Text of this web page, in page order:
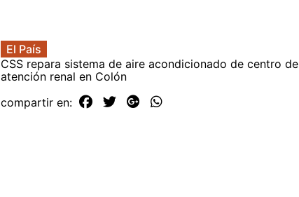
El País
CSS repara sistema de aire acondicionado de centro de
atención renal en Colón
compartir en: